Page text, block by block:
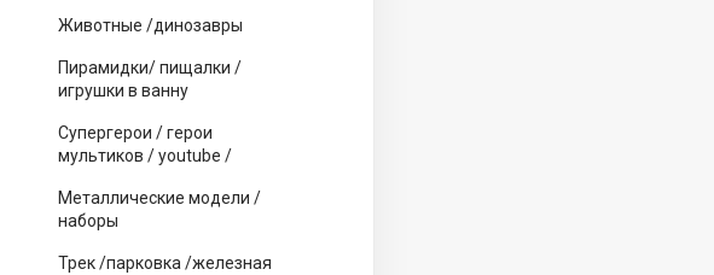
Животные /динозавры
Пирамидки/ пищалки /
игрушки в ванну
Супергерои / герои
мультиков / youtube /
Металлические модели /
наборы
Трек /парковка /железная